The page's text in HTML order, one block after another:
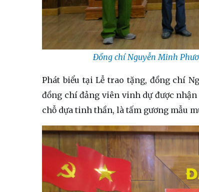
Đồng chí Nguyễn Minh
Phát biểu tại Lễ trao tặng, đồng chí
đồng chí đảng viên vinh dự được
chỗ dựa tinh thần, là tấm gương mẫu